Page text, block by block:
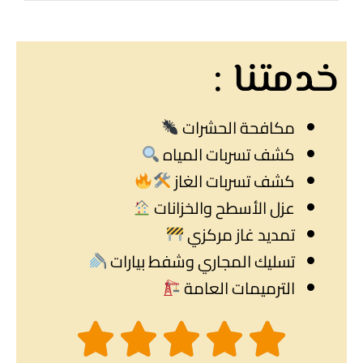
خدمتنا :
مكافحة الحشرات
كشف تسربات المياه
كشف تسربات الغاز
عزل الأسطح والخزانات
تمديد غاز مركزي
تسليك المجاري وشفط بيارات
الترميمات العامة